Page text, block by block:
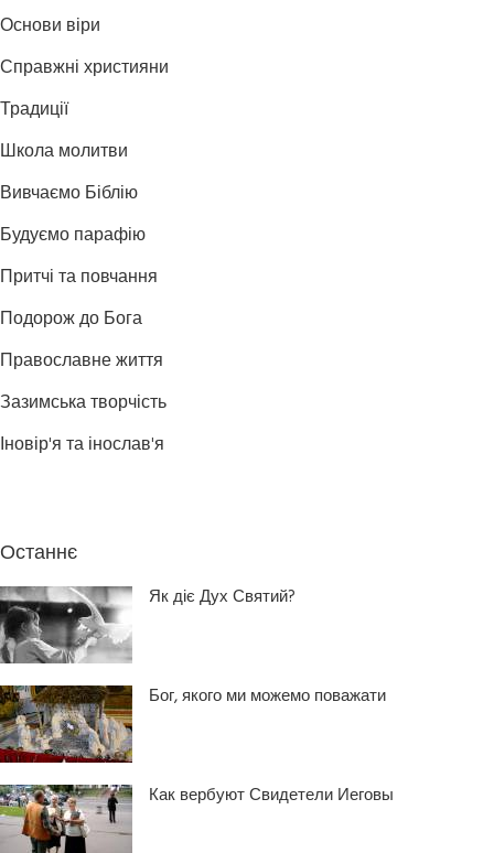
Основи віри
Справжні християни
Традиції
Школа молитви
Вивчаємо Біблію
Будуємо парафію
Притчі та повчання
Подорож до Бога
Православне життя
Зазимська творчість
Іновір'я та інослав'я
Останнє
Як діє Дух Святий?
Бог, якого ми можемо поважати
Как вербуют Свидетели Иеговы